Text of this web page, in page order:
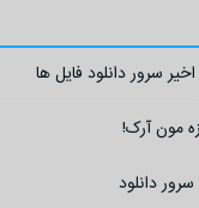
سرور دانلود فایل ها
مون آرک!
دانلود